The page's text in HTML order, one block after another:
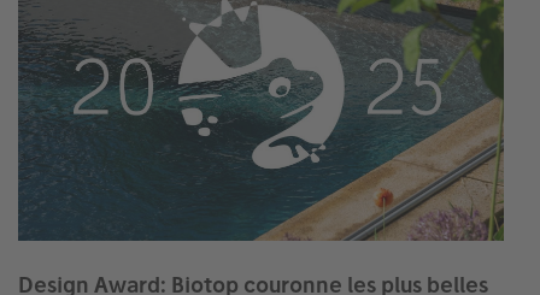
Design Award: Biotop couronne les plus belles